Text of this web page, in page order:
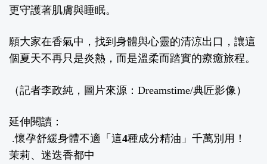
更守護著肌膚與睡眠。
願大家在香氣中，找到身體與心靈的清涼出口，讓這
個夏天不再只是炎熱，而是溫柔而踏實的療癒旅程。
（記者李政純，圖片來源：Dreamstime/典匠影像）
延伸閱讀：
.懷孕舒緩身體不適「這4種成分精油」千萬別用！
茉莉、迷迭香都中